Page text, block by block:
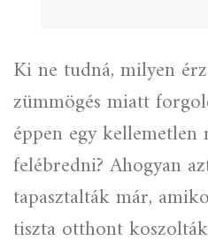
Ki ne tudná, milyen
zümmögés miatt
éppen egy kellemetlen
felébredni? Ahogyan
tapasztalták már,
tiszta otthont